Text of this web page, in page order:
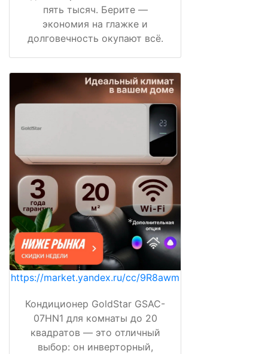
пять тысяч. Берите —
экономия на глажке и
долговечность окупают всё.
https://market.yandex.ru/cc/9R8awm
Кондиционер GoldStar GSAC-
07HN1 для комнаты до 20
квадратов — это отличный
выбор: он инверторный,